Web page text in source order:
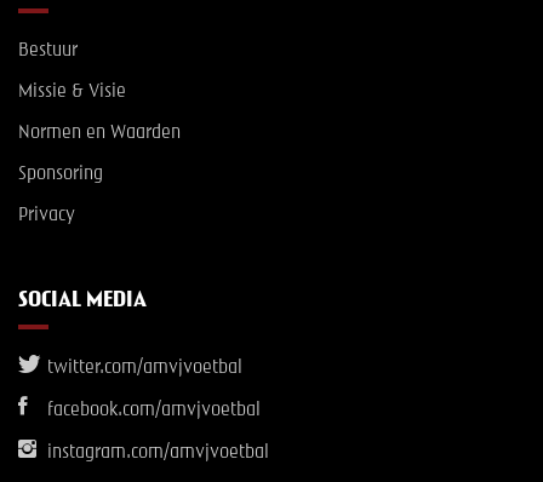
Bestuur
Missie & Visie
Normen en Waarden
Sponsoring
Privacy
SOCIAL MEDIA
twitter.com/amvjvoetbal
facebook.com/amvjvoetbal
instagram.com/amvjvoetbal